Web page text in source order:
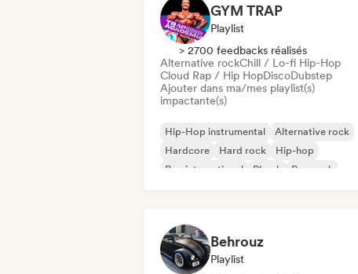
GYM TRAP
Playlist
> 2700 feedbacks réalisés
Alternative rockChill / Lo-fi Hip-Hop
Cloud Rap / Hip HopDiscoDubstep
Ajouter dans ma/mes playlist(s)
impactante(s)
Hip-Hop instrumental
Alternative rock
Hardcore
Hard rock
Hip-hop
Rap international
Phonk Pop rock
Behrouz
Playlist